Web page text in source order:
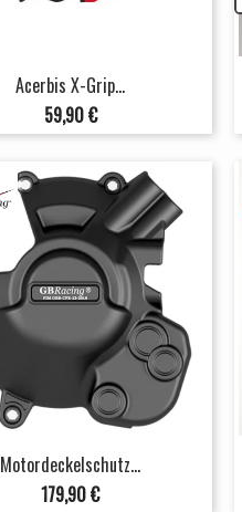
Acerbis X-Grip...
Preis
59,90 €
Motordeckelschutz...
Preis
179,90 €